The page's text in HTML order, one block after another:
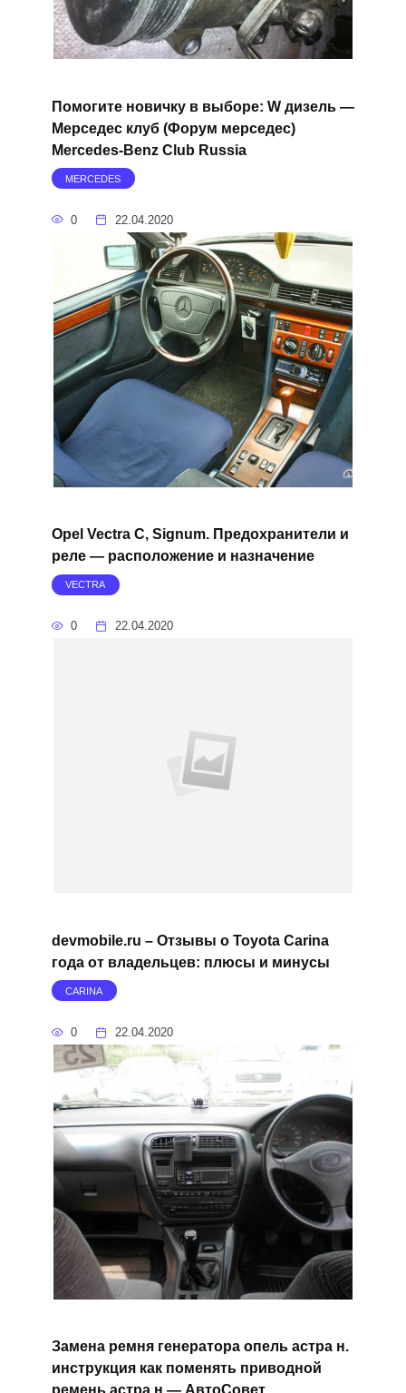
Помогите новичку в выборе: W дизель —
Мерседес клуб (Форум мерседес)
Mercedes-Benz Club Russia
MERCEDES
0 22.04.2020
Opel Vectra C, Signum. Предохранители и
реле — расположение и назначение
VECTRA
0 22.04.2020
devmobile.ru – Отзывы о Toyota Carina
года от владельцев: плюсы и минусы
CARINA
0 22.04.2020
Замена ремня генератора опель астра н.
инструкция как поменять приводной
ремень астра н — АвтоСовет